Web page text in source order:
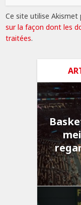
Ce site utilise Akismet
sur la façon dont les
traitées.